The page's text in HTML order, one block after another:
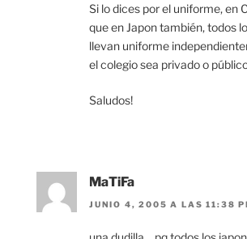
Si lo dices por el uniforme, en
que en Japon también, todos
llevan uniforme
el colegio sea privado o
Saludos!
MaTiFa
JUNIO 4, 2005 A LAS 11:38